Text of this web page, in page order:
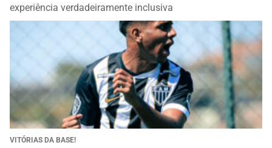
experiência verdadeiramente inclusiva
VITÓRIAS DA BASE!